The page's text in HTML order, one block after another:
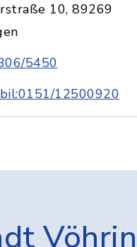
10, 89269
5450
12500920